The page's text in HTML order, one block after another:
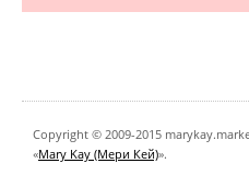
Copyright © 2009-2015
«Mary Kay (Мери Кей)».